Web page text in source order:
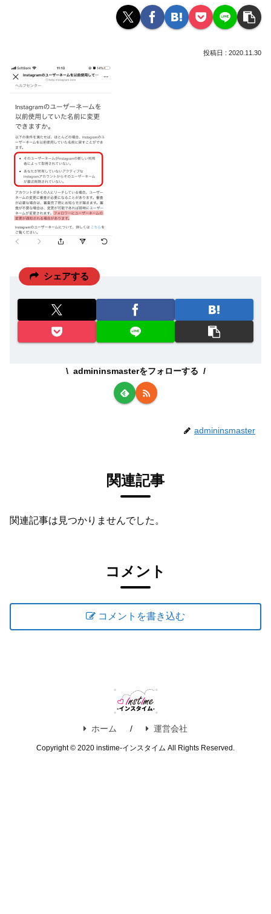
2020.11.30
シェアする
admininsmasterをフォローする
admininsmaster
関連記事
関連記事は見つかりませんでした。
コメント
コメントを書き込む
ホーム 運営会社
Copyright © 2020 instime-インスタイム All Rights Reserved.